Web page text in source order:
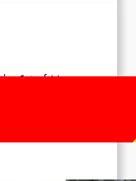
1st of May: